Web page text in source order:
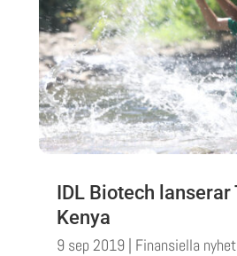
IDL Biotech lanserar
Kenya
9 sep 2019| Finansiella